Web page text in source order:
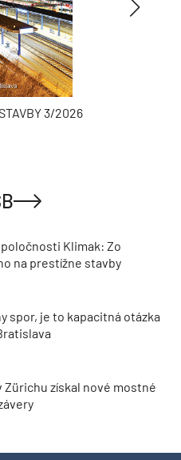
3/2026
Klimak: Zo
na prestížne stavby
spor, je to kapacitná otázka
získal nové mostné